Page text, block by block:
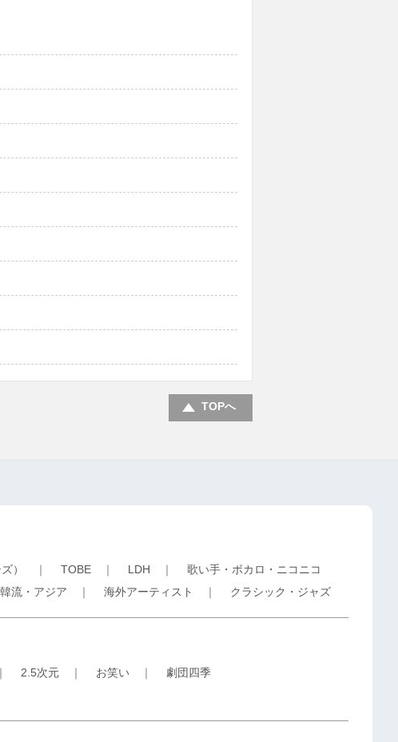
TOPへ
） ｜ TOBE ｜ LDH ｜ 歌い手・ボカロ・ニコニコ
流・アジア ｜ 海外アーティスト ｜ クラシック・ジャズ
2.5次元 ｜ お笑い ｜ 劇団四季